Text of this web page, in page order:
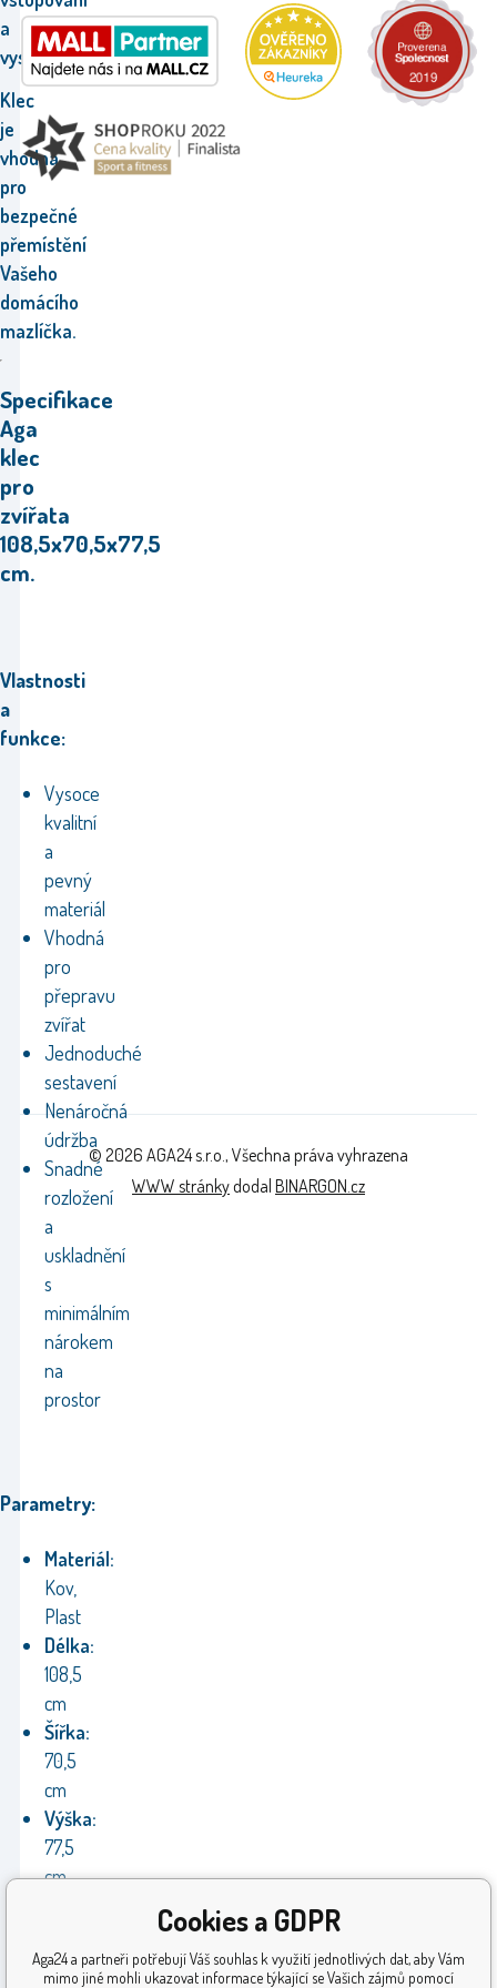
a
vystupování.
Klec
je
vhodná
pro
bezpečné
přemístění
Vašeho
domácího
mazlíčka.
Specifikace
Aga
klec
pro
zvířata
108,5x70,5x77,5
cm.
Vlastnosti
a
funkce:
Vysoce
kvalitní
a
pevný
materiál
Vhodná
pro
přepravu
zvířat
Jednoduché
sestavení
Nenáročná
údržba
Snadné
rozložení
a
uskladnění
s
minimálním
nárokem
na
prostor
Parametry:
Materiál:
Kov,
Plast
Délka:
108,5
cm
Šířka:
70,5
cm
Výška:
77,5
cm
Záruka:
© 2026 AGA24 s.r.o., Všechna práva vyhrazena
WWW stránkydodal BINARGON.cz
Cookies a GDPR
Aga24 a partneři potřebují Váš souhlas k využití jednotlivých dat, aby Vám
mimo jiné mohli ukazovat informace týkající se Vašich zájmů pomocí